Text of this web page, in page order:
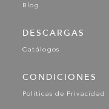
Blog
DESCARGAS
Catálogos
CONDICIONES
Políticas de Privacidad